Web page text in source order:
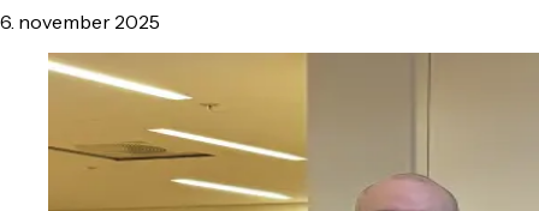
6. november 2025